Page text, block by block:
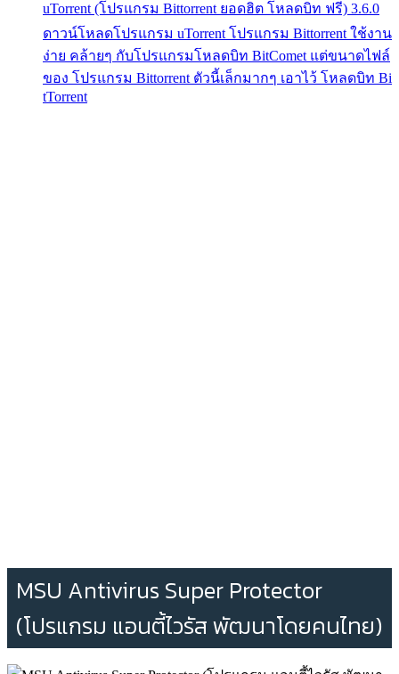
uTorrent (โปรแกรม Bittorrent ยอดฮิต โหลดบิท ฟรี) 3.6.0
ดาวน์โหลดโปรแกรม uTorrent โปรแกรม Bittorrent ใช้งาน
ง่าย คล้ายๆ กับโปรแกรมโหลดบิท BitComet แต่ขนาดไฟล์
ของ โปรแกรม Bittorrent ตัวนี้เล็กมากๆ เอาไว้ โหลดบิท Bi
tTorrent
MSU Antivirus Super Protector
(โปรแกรม แอนตี้ไวรัส พัฒนาโดยคนไทย)